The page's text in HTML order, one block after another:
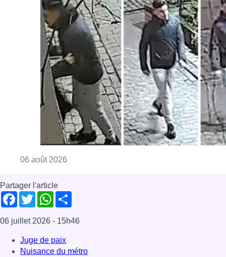
06 août 2026
Partager l'article
Facebook
TwitterWhatsApp
06 juillet 2026 - 15h46
Juge de paix
Nuisance du métro